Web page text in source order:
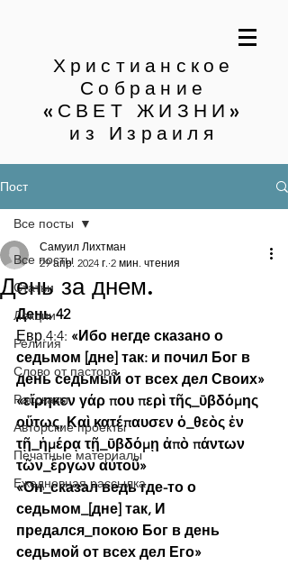
Христианское
Собрание
«СВЕТ ЖИЗНИ»
из Израиля
Пост
Все посты
Статьи
Лекции
Религия
Слово от пастора
Рассказы
Авторские проекты
Печатные материалы
Ежедневная рассылка
Все посты
День за днем.
Самуил Лихтман
29 апр. 2024 г. 2 мин. чтения
День 42
Евр.4:4: «Ибо негде сказано о
седьмом [дне] так: и почил Бог в
день седьмый от всех дел Своих»
«εἴρηκεν γάρ που περὶ τῆς_ῡβδόμης
οὕτως, Καὶ κατέπαυσεν ὁ_θεὸς ἐν
τῇ_ἡμέρᾳ τῇ_ῡβδόμῃ ἀπὸ πάντων
τῶν_ἔργων αὐτοῦ»
«Он_сказал ведь где-то о
седьмом_[дне] так, И
предался_покою Бог в день
седьмой от всех дел Его»